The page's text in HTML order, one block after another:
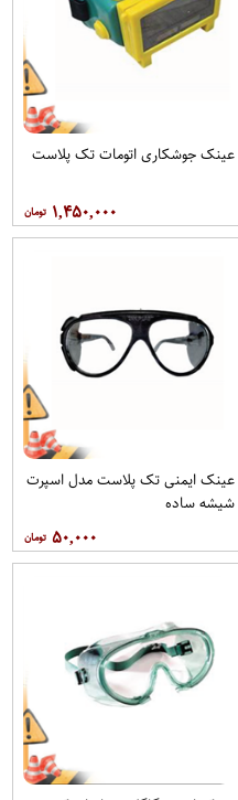
عینک جوشکاری اتومات تک پلاست
۱,۴۵۰,۰۰۰
عینک ایمنی تک پلاست مدل اسپرت
شیشه ساده
۵۰,۰۰۰